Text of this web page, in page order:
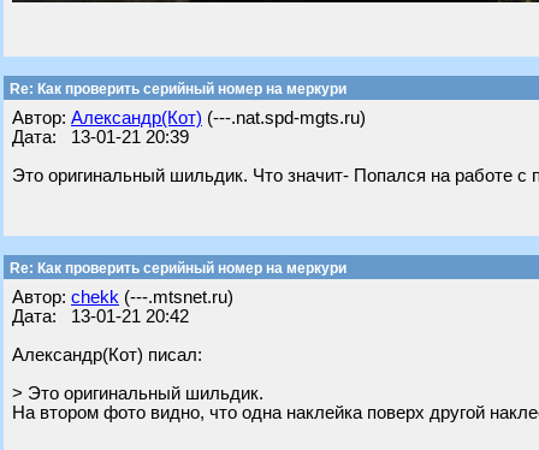
Re: Как проверить серийный номер на меркури
Автор: Александр(Кот) (---.nat.spd-mgts.ru)
Дата: 13-01-21 20:39
Это оригинальный шильдик. Что значит- Попался на работе с
Re: Как проверить серийный номер на меркури
Автор: chekk (---.mtsnet.ru)
Дата: 13-01-21 20:42
Александр(Кот) писал:
> Это оригинальный шильдик.
На втором фото видно, что одна наклейка поверх другой